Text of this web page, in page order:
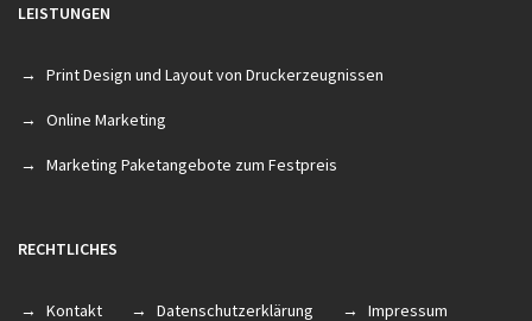
LEISTUNGEN
Print Design und Layout von Druckerzeugnissen
Online Marketing
Marketing Paketangebote zum Festpreis
RECHTLICHES
Kontakt Datenschutzerklärung Impressum